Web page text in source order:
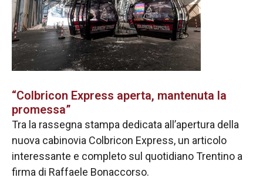
“Colbricon Express aperta, mantenuta la
promessa”
Tra la rassegna stampa dedicata all’apertura della
nuova cabinovia Colbricon Express, un articolo
interessante e completo sul quotidiano Trentino a
firma di Raffaele Bonaccorso.